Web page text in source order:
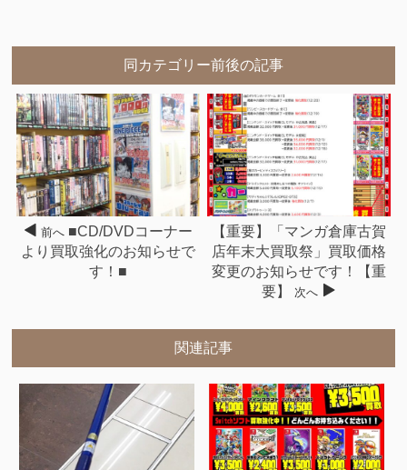
同カテゴリー前後の記事
前へ ■CD/DVDコーナー
より買取強化のお知らせで
す！■
【重要】「マンガ倉庫古賀
店年末大買取祭」買取価格
変更のお知らせです！【重
要】
次へ
関連記事